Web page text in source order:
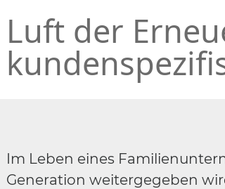
Luft der
Im Leben eines
Generation weitergegeben